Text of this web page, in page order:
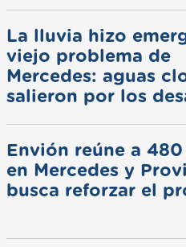
La lluvia hizo
viejo problema de
Mercedes: aguas
salieron por los
Envión reúne a
en Mercedes y
busca reforzar el